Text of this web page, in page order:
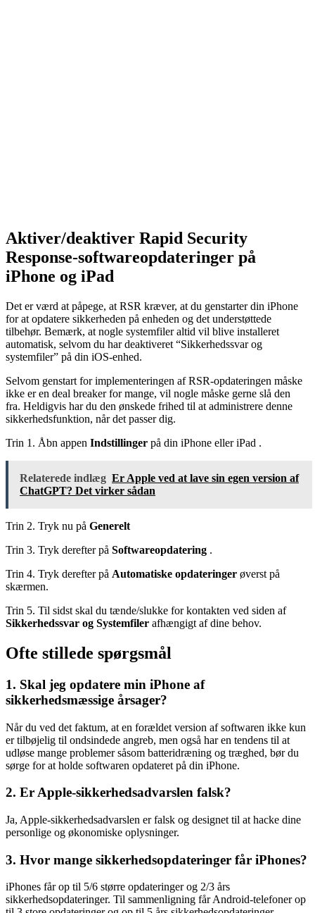
Aktiver/deaktiver Rapid Security
Response-softwareopdateringer på
iPhone og iPad
Det er værd at påpege, at RSR kræver, at du genstarter din iPhone
for at opdatere sikkerheden på enheden og det understøttede
tilbehør. Bemærk, at nogle systemfiler altid vil blive installeret
automatisk, selvom du har deaktiveret “Sikkerhedssvar og
systemfiler” på din iOS-enhed.
Selvom genstart for implementeringen af ​​RSR-opdateringen måske
ikke er en deal breaker for mange, vil nogle måske gerne slå den
fra. Heldigvis har du den ønskede frihed til at administrere denne
sikkerhedsfunktion, når det passer dig.
Trin 1. Åbn appen Indstillinger på din iPhone eller iPad .
Relaterede indlæg Er Apple ved at lave sin egen version af
ChatGPT? Det virker sådan
Trin 2. Tryk nu på Generelt
Trin 3. Tryk derefter på Softwareopdatering .
Trin 4. Tryk derefter på Automatiske opdateringer øverst på
skærmen.
Trin 5. Til sidst skal du tænde/slukke for kontakten ved siden af
Sikkerhedssvar og Systemfiler afhængigt af dine behov.
Ofte stillede spørgsmål
1. Skal jeg opdatere min iPhone af
sikkerhedsmæssige årsager?
Når du ved det faktum, at en forældet version af softwaren ikke kun
er tilbøjelig til ondsindede angreb, men også har en tendens til at
udløse mange problemer såsom batteridræning og træghed, bør du
sørge for at holde softwaren opdateret på din iPhone.
2. Er Apple-sikkerhedsadvarslen falsk?
Ja, Apple-sikkerhedsadvarslen er falsk og designet til at hacke dine
personlige og økonomiske oplysninger.
3. Hvor mange sikkerhedsopdateringer får iPhones?
iPhones får op til 5/6 større opdateringer og 2/3 års
sikkerhedsopdateringer. Til sammenligning får Android-telefoner op